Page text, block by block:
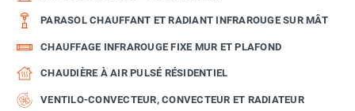
PARASOL CHAUFFANT ET RADIANT INFRAROUGE SUR MÂT
CHAUFFAGE INFRAROUGE FIXE MUR ET PLAFOND
CHAUDIÈRE À AIR PULSÉ RÉSIDENTIEL
VENTILO-CONVECTEUR, CONVECTEUR ET RADIATEUR